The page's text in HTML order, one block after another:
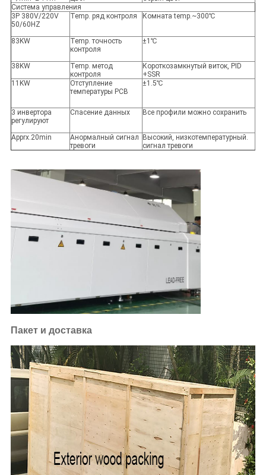
Система управления
3P 380V/220V
50/60HZ
Temp. ряд контроля Комната temp.~300℃
83KW
Temp. точность
контроля
±1℃
38KW
Temp. метод
контроля
Короткозамкнутый виток, PID
+SSR
11KW
Отступление
температуры PCB
±1.5℃
3 инвертора
регулируют
Спасение данных Все профили можно сохранить
Apprx.20min
Анормалный сигнал
тревоги
Высокий, низкотемпературный.
сигнал тревоги
Пакет и доставка